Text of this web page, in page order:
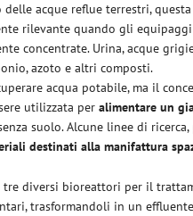
acque reflue terrestri,
rilevante quando gli
concentrate. Urina, acque
azoto e altri composti.
acqua potabile, ma il
utilizzata peralimentare un
suolo. Alcune linee di
destinati alla manifattura
diversi bioreattori per il
trasformandoli in un